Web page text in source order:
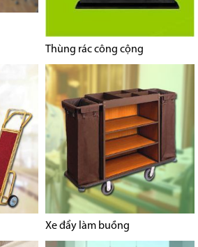
Thùng rác công cộng
Xe đẩy làm buồng